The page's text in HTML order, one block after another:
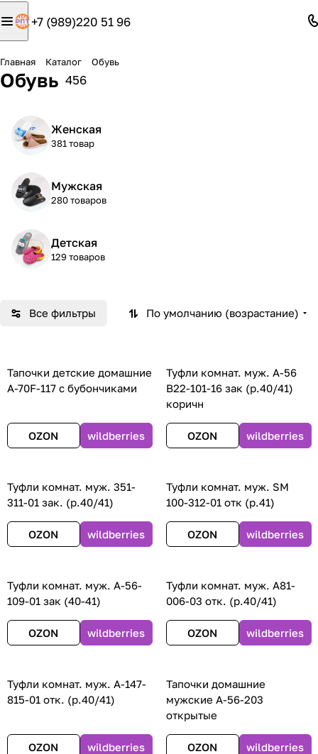
+7 (989)220 51 96
Главная Каталог Обувь
Обувь 456
Женская
381 товар
Мужская
280 товаров
Детская
129 товаров
Все фильтры По умолчанию (возрастание)
Тапочки детские домашние
А-70F-117 с бубончиками
OZON wildberries
Туфли комнат. муж. А-56
В22-101-16 зак (р.40/41)
коричн
OZON wildberries
Туфли комнат. муж. 351-
311-01 зак. (р.40/41)
OZON wildberries
Туфли комнат. муж. SM
100-312-01 отк (р.41)
OZON wildberries
Туфли комнат. муж. А-56-
109-01 зак (40-41)
OZON wildberries
Туфли комнат. муж. А81-
006-03 отк. (р.40/41)
OZON wildberries
Туфли комнат. муж. А-147-
815-01 отк. (р.40/41)
OZON wildberries
Тапочки домашние
мужские А-56-203
открытые
OZON wildberries